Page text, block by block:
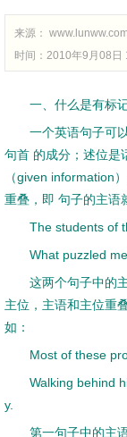
要投稿的话要注
普通期刊的发表
哪些期刊的影响
什么叫双核心期
4种组织工程期
什么是CSCD期刊
都市学生教育故
来源： www.lunww.com
时间：2010年9月08日
一、什么是有标
一个英语句子可
句首 的成分；述位是
（given information
重叠，即 句子的主语
The students of
What puzzled
这两个句子中的
主位，主语和主位重
如：
Most of these
Walking behind
y.
第一句子中的主